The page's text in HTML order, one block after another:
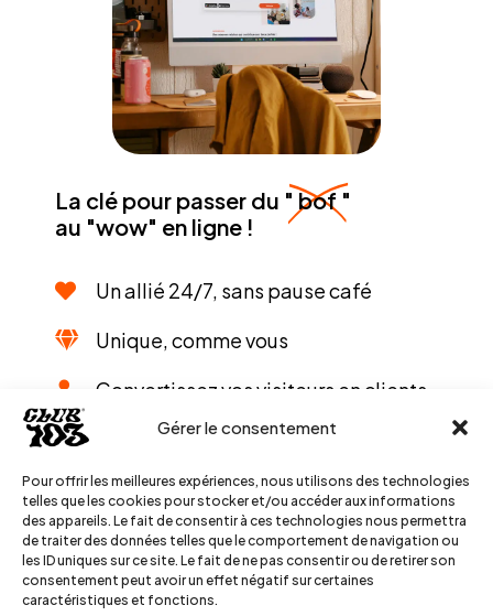
Gérer le consentement
Pour offrir les meilleures expériences, nous utilisons des technologies
telles que les cookies pour stocker et/ou accéder aux informations
des appareils. Le fait de consentir à ces technologies nous permettra
de traiter des données telles que le comportement de navigation ou
les ID uniques sur ce site. Le fait de ne pas consentir ou de retirer son
consentement peut avoir un effet négatif sur certaines
caractéristiques et fonctions.
La clé pour passer du " bof "
au "wow" en ligne !
Un allié 24/7, sans pause café
Unique, comme vous
Convertissez vos visiteurs en clients
Faites parler de vous ! Localement